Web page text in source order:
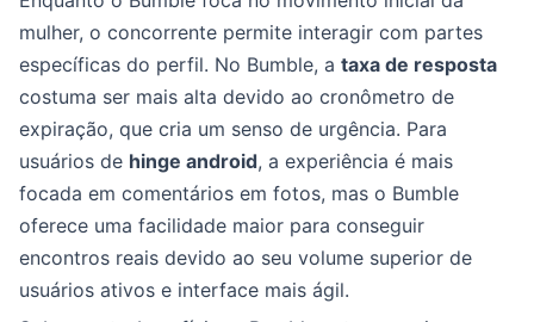
mulher, o concorrente permite interagir com partes
específicas do perfil. No Bumble, a taxa de resposta
costuma ser mais alta devido ao cronômetro de
expiração, que cria um senso de urgência. Para
usuários de hinge android, a experiência é mais
focada em comentários em fotos, mas o Bumble
oferece uma facilidade maior para conseguir
encontros reais devido ao seu volume superior de
usuários ativos e interface mais ágil.